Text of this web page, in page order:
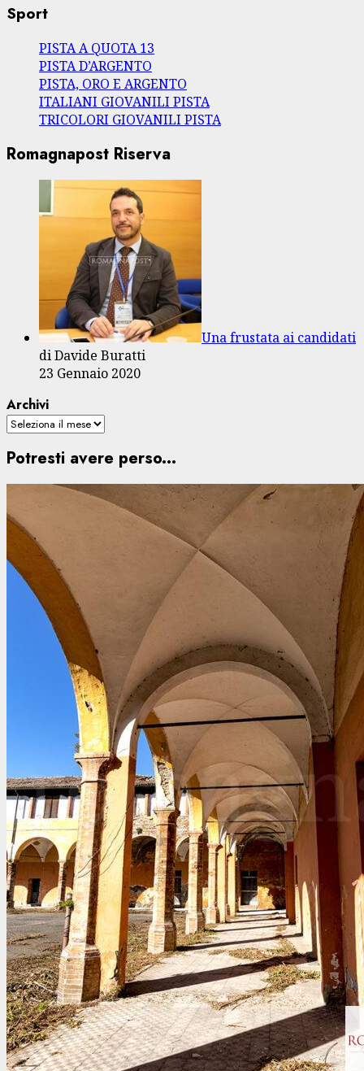
Sport
PISTA A QUOTA 13
PISTA D’ARGENTO
PISTA, ORO E ARGENTO
ITALIANI GIOVANILI PISTA
TRICOLORI GIOVANILI PISTA
Romagnapost Riserva
Una frustata ai candidati
di Davide Buratti
23 Gennaio 2020
Archivi
Potresti avere perso...